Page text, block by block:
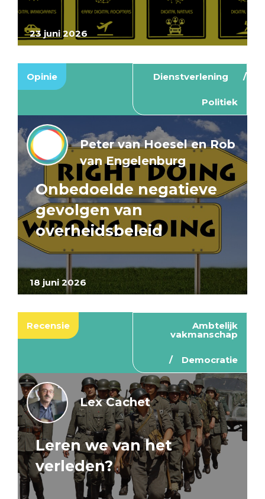
23 juni 2026
Opinie Dienstverlening
Politiek
18 juni 2026
Peter van Hoesel en Rob
van Engelenburg
Onbedoelde negatieve
gevolgen van
overheidsbeleid
Recensie Ambtelijk
vakmanschap
Democratie
Lex Cachet
Leren we van het
verleden?